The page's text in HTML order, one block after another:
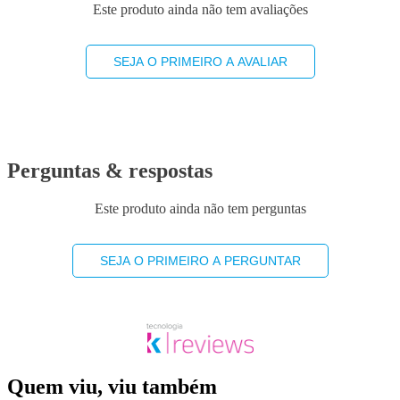
Este produto ainda não tem avaliações
SEJA O PRIMEIRO A AVALIAR
Perguntas & respostas
Este produto ainda não tem perguntas
SEJA O PRIMEIRO A PERGUNTAR
Quem viu, viu também